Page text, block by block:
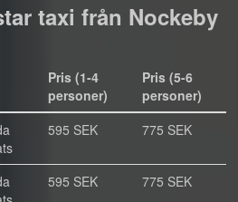
taxi från Nockeby
Pris (1-4
personer)
Pris (5-6
personer)
595 SEK 775 SEK
595 SEK 775 SEK